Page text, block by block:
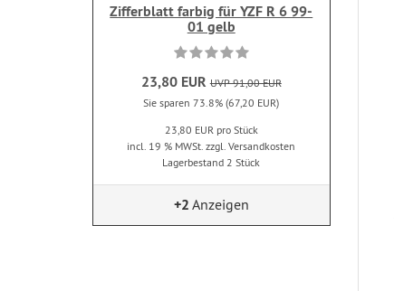
Zifferblatt farbig für YZF R 6 99-
01 gelb
23,80 EUR UVP 91,00 EUR
Sie sparen 73.8% (67,20 EUR)
23,80 EUR pro Stück
incl. 19 % MWSt. zzgl. Versandkosten
Lagerbestand 2 Stück
+2 Anzeigen